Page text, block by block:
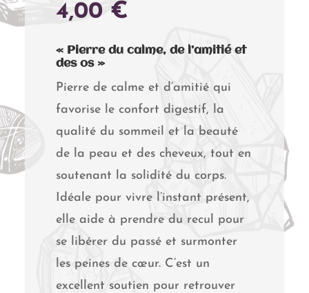
4,00 €
« Pierre du calme, de l’amitié et
des os »
Pierre de calme et d’amitié qui
favorise le confort digestif, la
qualité du sommeil et la beauté
de la peau et des cheveux, tout en
soutenant la solidité du corps.
Idéale pour vivre l’instant présent,
elle aide à prendre du recul pour
se libérer du passé et surmonter
les peines de cœur. C’est un
excellent soutien pour retrouver